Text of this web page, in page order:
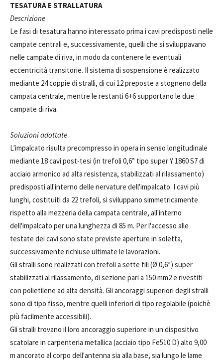
TESATURA E STRALLATURA
Descrizione
Le fasi di tesatura hanno interessato prima i cavi predisposti nelle
campate centrali e, successivamente, quelli che si sviluppavano
nelle campate di riva, in modo da contenere le eventuali
eccentricità transitorie. Il sistema di sospensione è realizzato
mediante 24 coppie di stralli, di cui 12 preposte a stogneno della
campata centrale, mentre le restanti 6+6 supportano le due
campate di riva.
Soluzioni adottate
L'impalcato risulta precompresso in opera in senso longitudinale
mediante 18 cavi post-tesi (in trefoli 0,6” tipo super Y 1860 S7 di
acciaio armonico ad alta resistenza, stabilizzati al rilassamento)
predisposti all'interno delle nervature dell'impalcato. I cavi più
lunghi, costituiti da 22 trefoli, si sviluppano simmetricamente
rispetto alla mezzeria della campata centrale, all'interno
dell'impalcato per una lunghezza di 85 m. Per l'accesso alle
testate dei cavi sono state previste aperture in soletta,
successivamente richiuse ultimate le lavorazioni.
Gli stralli sono realizzati con trefoli a sette fili (Ø 0,6”) super
stabilizzati al rilassamento, di sezione pari a 150 mm2 e rivestiti
con polietilene ad alta densità. Gli ancoraggi superiori degli stralli
sono di tipo fisso, mentre quelli inferiori di tipo regolabile (poichè
più facilmente accessibili).
Gli stralli trovano il loro ancoraggio superiore in un dispositivo
scatolare in carpenteria metallica (acciaio tipo Fe510 D) alto 9,00
m ancorato al corpo dell'antenna sia alla base, sia lungo le lame